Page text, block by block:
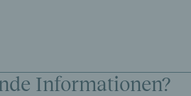
Informationen?